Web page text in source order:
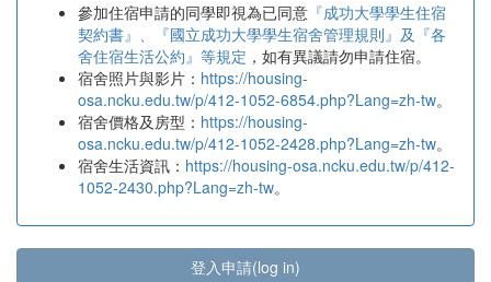
參加住宿申請的同學即視為已同意 『成功大學學生住宿
契約書』、『國立成功大學學生宿舍管理規則』及『各
舍住宿生活公約』等規定 ，如有異議請勿申請住宿。
宿舍照片與影片： https://housing-
osa.ncku.edu.tw/p/412-1052-6854.php?Lang=zh-tw。
宿舍價格及房型： https://housing-
osa.ncku.edu.tw/p/412-1052-2428.php?Lang=zh-tw。
宿舍生活資訊： https://housing-osa.ncku.edu.tw/p/412-
1052-2430.php?Lang=zh-tw。
登入申請(log in)